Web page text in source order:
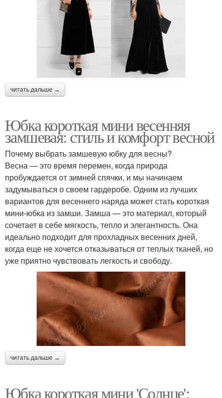
читать дальше →
Юбка короткая мини весенняя
замшевая: стиль и комфорт весной
Почему выбрать замшевую юбку для весны?
Весна — это время перемен, когда природа
пробуждается от зимней спячки, и мы начинаем
задумываться о своем гардеробе. Одним из лучших
вариантов для весеннего наряда может стать короткая
мини-юбка из замши. Замша — это материал, который
сочетает в себе мягкость, тепло и элегантность. Она
идеально подходит для прохладных весенних дней,
когда еще не хочется отказываться от теплых тканей, но
уже приятно чувствовать легкость и свободу.
читать дальше →
Юбка короткая мини 'Солнце':